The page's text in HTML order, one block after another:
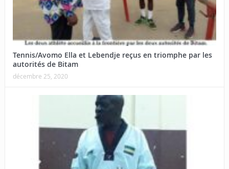
Tennis/Avomo Ella et Lebendje reçus en triomphe par les
autorités de Bitam
décembre 25, 2020